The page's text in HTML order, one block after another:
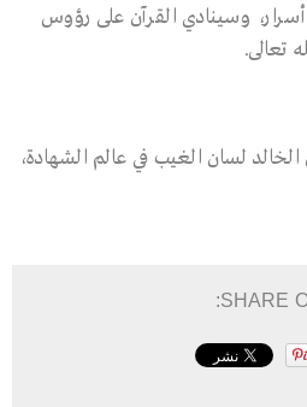
أسرار، وسينادي القرآن على رؤوس
تعالى.
الخالد لسان الغيب في عالم الشهادة،
SHARE